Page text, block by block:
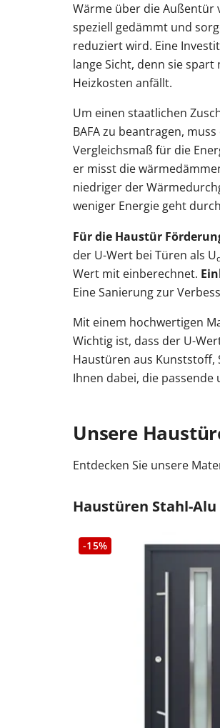
Wärme über die Außentür
speziell gedämmt und
reduziert wird. Eine
lange Sicht, denn sie
Heizkosten anfällt.
Um einen staatlichen
BAFA zu beantragen,
Vergleichsmaß für die
er misst die
niedriger der
weniger Energie geht
Für die Haustür
der U-Wert bei Türen als U
Wert mit einberechnet.
Eine Sanierung zur
Mit einem hochwertigen
Wichtig ist, dass der U-
Haustüren aus Kunststoff,
Ihnen dabei, die
Unsere
Entdecken Sie unsere
Haustüren Stahl-Alu
-15%